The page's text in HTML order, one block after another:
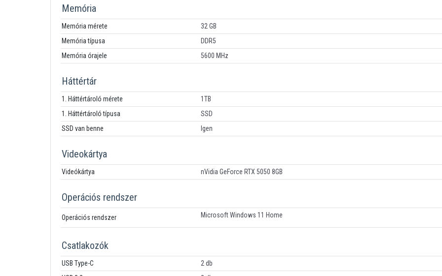
Memória
Memória mérete
32 GB
Memória típusa
DDR5
Memória órajele
5600 MHz
Háttértár
1. Háttértároló mérete
1TB
1. Háttértároló típusa
SSD
SSD van benne
Igen
Videokártya
Videókártya nVidia GeForce RTX 5050 8GB
Operációs rendszer
Operációs rendszer Microsoft Windows 11 Home
Csatlakozók
USB Type-C
2 db